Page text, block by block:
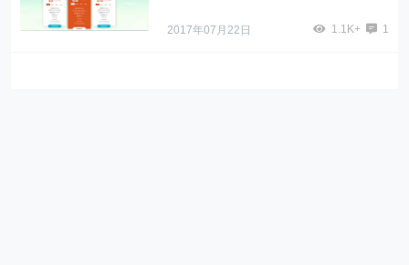
2017年07月22日 1.1K+ 1